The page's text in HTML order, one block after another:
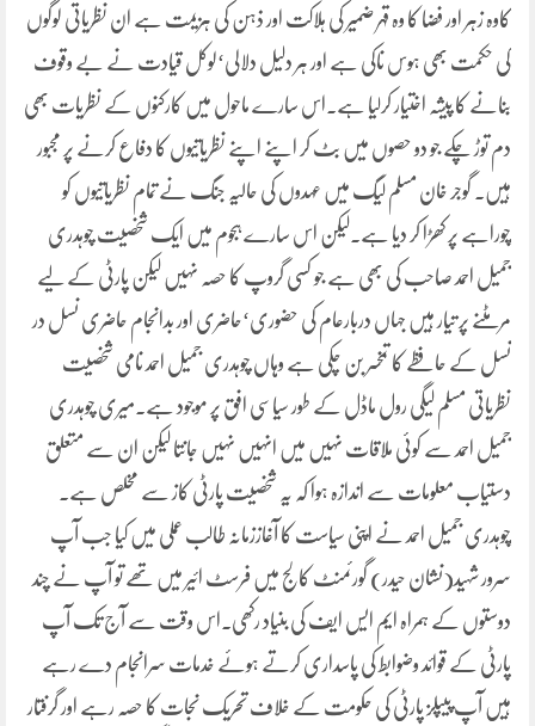
کاوہ زہر اور فضا کا وہ قہر ضمیر کی ہلاکت اور ذہن کی ہزیمت ہے ان نظریاتی لوگوں
کی حکمت بھی ہوس ناکی ہے اور ہر دلیل دلالی‘لوکل قیادت نے بے وقوف
بنانے کا پیشہ اختیار کرلیا ہے۔اس سارے ماحول میں کارکنوں کے نظریات بھی
دم توڑ چکے جو دو حصوں میں بٹ کر اپنے اپنے نظریاتیوں کا دفاع کرنے پر مجبور
ہیں۔ گوجر خان مسلم لیگ میں عہدوں کی حالیہ جنگ نے تمام نظریاتیوں کو
چوراہے پر کھڑا کر دیا ہے۔لیکن اس سارے ہجوم میں ایک شخصیت چوہدری
جمیل احمد صاحب کی بھی ہے جو کسی گروپ کا حصہ نہیں لیکن پارٹی کے لیے
مرمٹنے پر تیار ہیں جہاں دربارعام کی حضوری‘حاضری اور بدانجام حاضری نسل در
نسل کے حافظے کا تمخسر بن چکی ہے وہاں چوہدری جمیل احمد نامی شخصیت
نظریاتی مسلم لیگی رول ماڈل کے طور سیاسی افق پر موجود ہے۔میری چوہدری
جمیل احمد سے کوئی ملاقات نہیں میں انہیں نہیں جانتا لیکن ان سے متعلق
دستیاب معلومات سے اندازہ ہوا کہ یہ شخصیت پارٹی کاز سے مخلص ہے۔
چوہدری جمیل احمد نے اپنی سیاست کا آغاززمانہ طالب عملی میں کیا جب آپ
سرور شہید(نشان حیدر) گورئمنٹ کالج میں فرسٹ ائیر میں تھے تو آپ نے چند
دوستوں کے ہمراہ ایم ایس ایف کی بنیاد رکھی۔اس وقت سے آج تک آپ
پارٹی کے قوائد وضوابط کی پاسداری کرتے ہوئے خدمات سرانجام دے رہے
ہیں آپ پیپلز پارٹی کی حکومت کے خلاف تحریک نجات کا حصہ رہے اور گرفتار